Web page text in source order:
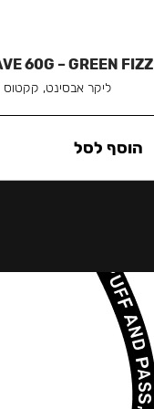
60G – GREEN FIZZ
ליקר אבסינט, קקטוס
הוסף לסל